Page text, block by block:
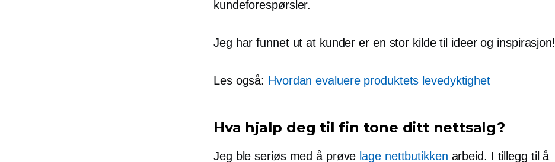
kundeforespørsler.
Jeg har funnet ut at kunder er en stor kilde til ideer og inspirasjon!
Les også: Hvordan evaluere produktets levedyktighet
Hva hjalp deg til fin tone ditt nettsalg?
Jeg ble seriøs med å prøve lage nettbutikken arbeid. I tillegg til å